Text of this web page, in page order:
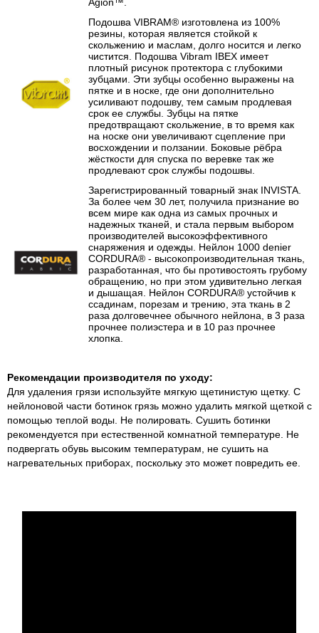
Подошва VIBRAM® изготовлена из 100%
резины, которая является стойкой к
скольжению и маслам, долго носится и легко
чистится. Подошва Vibram IBEX имеет
плотный рисунок протектора с глубокими
зубцами. Эти зубцы особенно выражены на
пятке и в носке, где они дополнительно
усиливают подошву, тем самым продлевая
срок ее службы. Зубцы на пятке
предотвращают скольжение, в то время как
на носке они увеличивают сцепление при
восхождении и ползании. Боковые рёбра
жёсткости для спуска по веревке так же
продлевают срок службы подошвы.
Зарегистрированный товарный знак INVISTA.
За более чем 30 лет, получила признание во
всем мире как одна из самых прочных и
надежных тканей, и стала первым выбором
производителей высокоэффективного
снаряжения и одежды. Нейлон 1000 denier
CORDURA® - высокопроизводительная ткань,
разработанная, что бы противостоять грубому
обращению, но при этом удивительно легкая
и дышащая. Нейлон CORDURA® устойчив к
ссадинам, порезам и трению, эта ткань в 2
раза долговечнее обычного нейлона, в 3 раза
прочнее полиэстера и в 10 раз прочнее
хлопка.
Рекомендации производителя по уходу:
Для удаления грязи используйте мягкую щетинистую щетку. С
нейлоновой части ботинок грязь можно удалить мягкой щеткой с
помощью теплой воды. Не полировать. Сушить ботинки
рекомендуется при естественной комнатной температуре. Не
подвергать обувь высоким температурам, не сушить на
нагревательных приборах, поскольку это может повредить ее.